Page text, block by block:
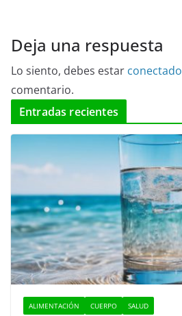
Deja una respuesta
Lo siento, debes estar conectado
comentario.
Entradas recientes
ALIMENTACIÓN CUERPO SALUD